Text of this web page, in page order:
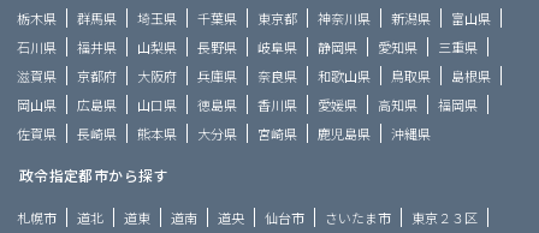
栃木県
群馬県 埼玉県 千葉県 東京都 神奈川県 新潟県
富山県
石川県
福井県 山梨県 長野県 岐阜県 静岡県 愛知県
三重県
滋賀県
京都府 大阪府 兵庫県 奈良県 和歌山県 鳥取県
島根県
岡山県
広島県 山口県 徳島県 香川県 愛媛県 高知県
福岡県
佐賀県
長崎県 熊本県 大分県 宮崎県 鹿児島県 沖縄県
政令指定都市から探す
札幌市 道北 道東 道南 道央 仙台市 さいたま市 東京２３区